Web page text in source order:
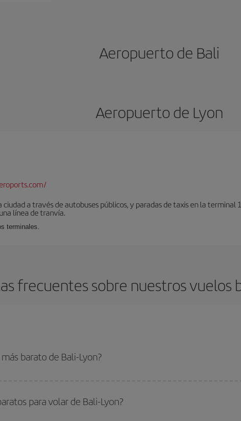
Aeropuerto de Bali
Aeropuerto de Lyon
ciudad a través de autobuses públicos, y paradas de taxis en la
línea de tranvía.
terminales.
frecuentes sobre nuestros vuelos
barato de Bali-Lyon?
para volar de Bali-Lyon?